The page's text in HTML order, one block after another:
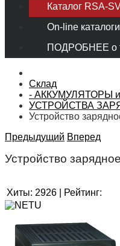
Каталог RSA-
On-line
ПОДРОБНЕЕ о
Склад
- АККУМУЛЯТОРЫ
УСТРОЙСТВА
Устройство
Предыдущий Вперед
Устройство
Хиты: 2926 Рейтинг: